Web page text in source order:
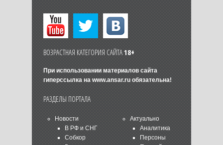
ВОЗРАСТНАЯ КАТЕГОРИЯ САЙТА18+
При использовании материалов сайта
гиперссылка на www.ansar.ruобязательна!
РАЗДЕЛЫ ПОРТАЛА
Новости
В РФ и СНГ
Собкор
Актуально
Аналитика
Персоны